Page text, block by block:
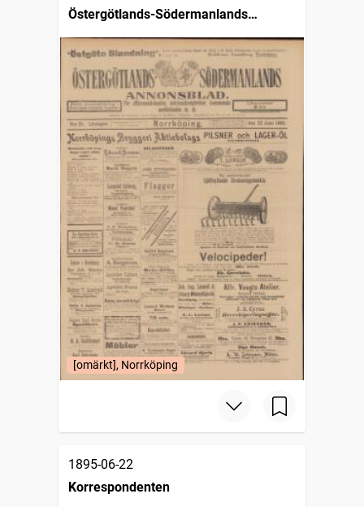
Östergötlands-Södermanlands
annonsblad
[omärkt], Norrköping
1895-06-22
Korrespondenten